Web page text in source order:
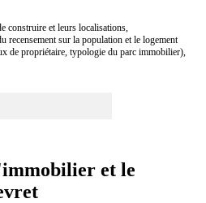
construire et leurs localisations,
recensement sur la population et le logement
de propriétaire, typologie du parc immobilier),
et le